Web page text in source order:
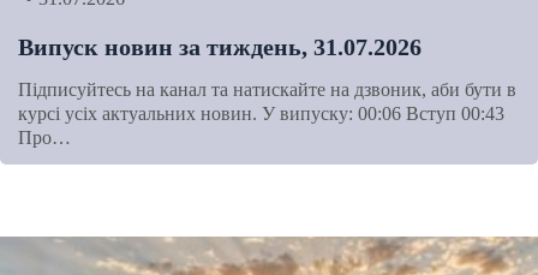
Випуск новин за тиждень, 31.07.2026
Підписуйтесь на канал та натискайте на дзвоник, аби бути в
курсі усіх актуальних новин. У випуску: 00:06 Вступ 00:43
Про…